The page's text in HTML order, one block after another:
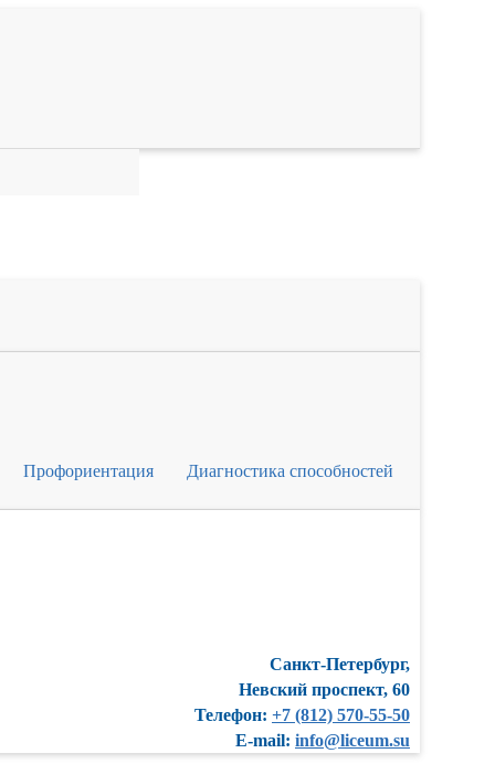
Профориентация Диагностика способностей
Санкт-Петербург,
Невский проспект, 60
Телефон: +7 (812) 570-55-50
E-mail: info@liceum.su